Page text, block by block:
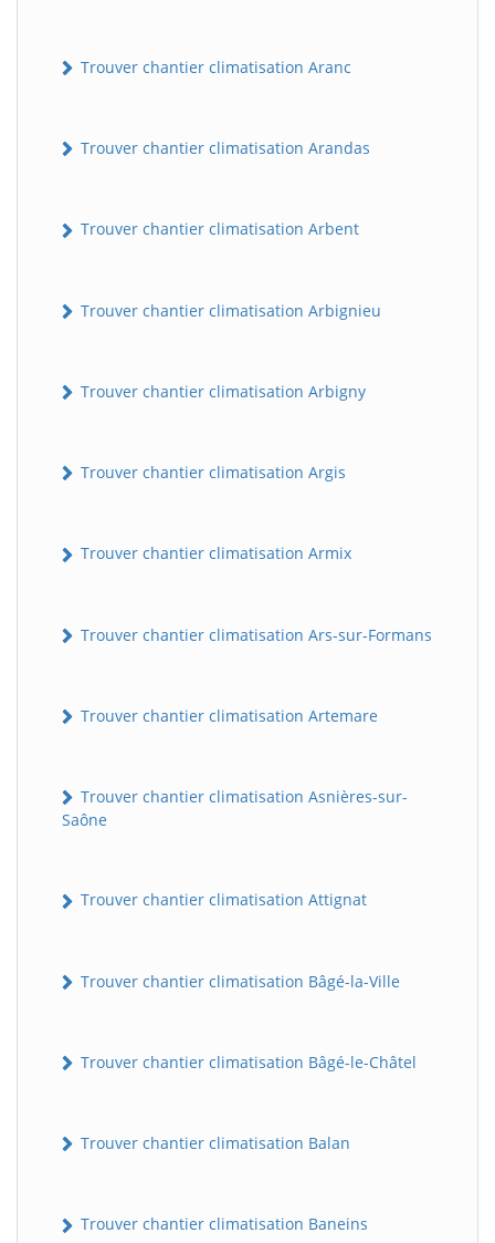
Trouver chantier climatisation Aranc
Trouver chantier climatisation Arandas
Trouver chantier climatisation Arbent
Trouver chantier climatisation Arbignieu
Trouver chantier climatisation Arbigny
Trouver chantier climatisation Argis
Trouver chantier climatisation Armix
Trouver chantier climatisation Ars-sur-Formans
Trouver chantier climatisation Artemare
Trouver chantier climatisation Asnières-sur-
Saône
Trouver chantier climatisation Attignat
Trouver chantier climatisation Bâgé-la-Ville
Trouver chantier climatisation Bâgé-le-Châtel
Trouver chantier climatisation Balan
Trouver chantier climatisation Baneins